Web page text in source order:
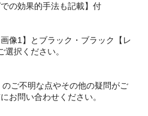
の効果的手法も記載】付
像1】とブラック・ブラック【レ
択ください。
ご不明な点やその他の疑問がご
お問い合わせください。